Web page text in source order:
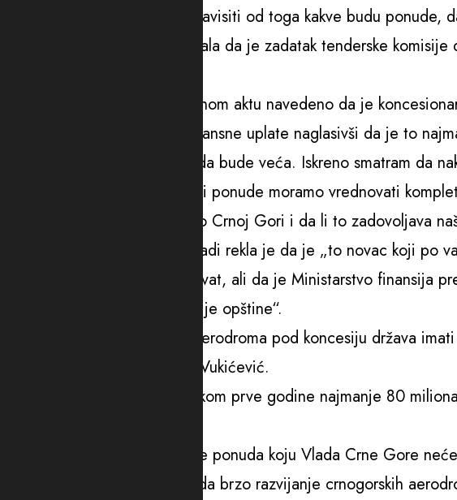
Ministarka je istakla da „sve zavisiti od toga kakve budu
su potrebe Crne Gore“ i dodala da je zadatak tenderske
Objasnila je da je u koncesionom aktu navedeno da je
najmanje 100 miliona eura avansne uplate naglasivši da je to
“Poželjno bi bilo da ta naknada bude veća. Iskreno smatram da
dva crnogorska aerodroma, ali ponude moramo vrednovati
da li je to ono što je potrebno Crnoj Gori i da li to zadovoljava
Govoreći o koncesionoj naknadi rekla je da je „to novac koji po
pripadne Opštinama Zeta i Tivat, ali da je Ministarstvo finansija
usvojen i sporan je za ove dvije opštine“.
“Ukoliko dođe do izdavanja aerodroma pod koncesiju država
zemlje u Tivtu”, podsjetila je Vukićević.
Očekivani obim investicija tokom prve godine najmanje 80
Odgovarajući na pitanje šta je ponuda koju Vlada Crne Gore
ponuda koja bi „garantovala da brzo razvijanje crnogorskih